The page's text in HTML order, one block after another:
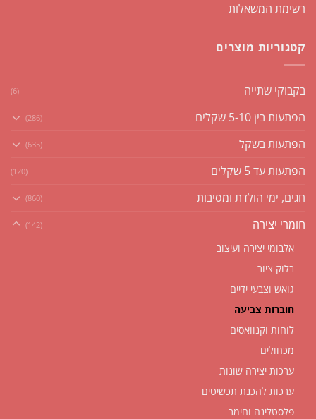
רשימת המשאלות
קטגוריות מוצרים
בקבוקי שתייה (6)
הפתעות בין 5-10 שקלים (286)
הפתעות בשקל (635)
הפתעות עד 5 שקלים (120)
חגים, ימי הולדת ומסיבות (860)
חומרי יצירה (142)
אלבומי יצירה ועיצוב
בלוק ציור
גואש וצבעי ידיים
חוברות צביעה
לוחות וקנוואסים
מכחולים
ערכות יצירה שונות
ערכות להכנת תכשיטים
פלסטלינה וחימר